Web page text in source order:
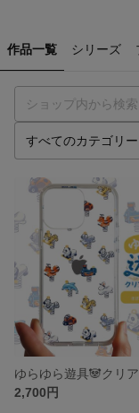
作品一覧 シリーズ
2,700円